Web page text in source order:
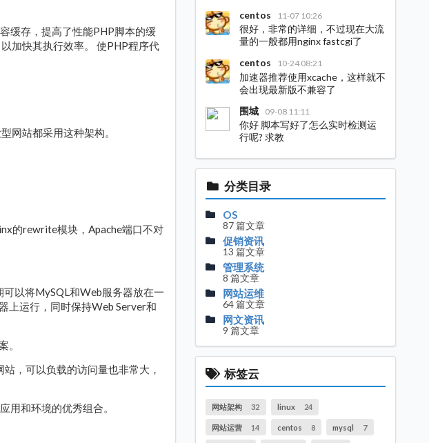
缓存，提高了性能PHP脚本的缓
加快其执行效率。 使PHP程序代
网站都采用这种架构。
的rewrite模块，Apache端口不对
以将MySQL和Web服务器放在一
上运行，同时保持Web Server和
。
，可以负载的访问量也非常大，
用和环境的优秀组合。
centos
11-07 10:26
很好，非常的详细，不过现在大流
量的一般都用nginx fastcgi了
centos
10-24 08:21
加速器推荐使用xcache，这样就不
会出现最新版不兼容了
围城
09-08 11:11
你好 脚本写好了怎么实时检测运
行呢? 求教
分类目录
OS
87 篇文章
促销资讯
13 篇文章
管理系统
8 篇文章
网站运维
64 篇文章
网文资讯
9 篇文章
标签云
网站架构 32 linux 24
网站运营 14 centos 8 mysql 7